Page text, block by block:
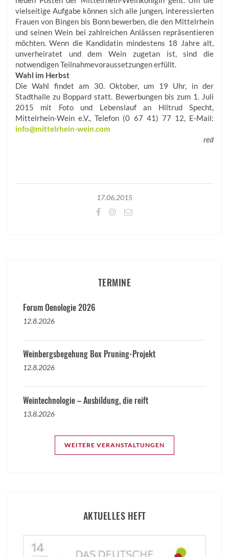
vielseitige Aufgabe können sich alle jungen, interessierten
Frauen von Bingen bis Bonn bewerben, die den Mittelrhein
und seinen Wein bei zahlreichen Anlässen repräsentieren
möchten. Wenn die Kandidatin mindestens 18 Jahre alt,
unverheiratet und dem Wein zugetan ist, sind die
notwendigen Teilnahmevoraussetzungen erfüllt.
Wahl im Herbst
Die Wahl findet am 30. Oktober, um 19 Uhr, in der
Stadthalle zu Boppard statt. Bewerbungen bis zum 1. Juli
2015 mit Foto und Lebenslauf an Hiltrud Specht,
Mittelrhein-Wein e.V., Telefon (0 67 41) 77 12, E-Mail:
info@mittelrhein-wein.com
red
17.06.2015
TERMINE
Forum Oenologie 2026
12.8.2026
Weinbergsbegehung Box Pruning-Projekt
12.8.2026
Weintechnologie – Ausbildung, die reift
13.8.2026
WEITERE VERANSTALTUNGEN
AKTUELLES HEFT